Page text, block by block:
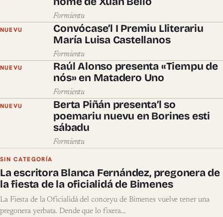
Formientu
NUEVU
Convócase’l I Premiu Lliterariu
María Luisa Castellanos
Formientu
NUEVU
Raúl Alonso presenta «Tiempu de
nós» en Matadero Uno
Formientu
NUEVU
Berta Piñán presenta’l so
poemariu nuevu en Borines esti
sábadu
Formientu
SIN CATEGORÍA
La escritora Blanca Fernández, pregonera de
la fiesta de la oficialidá de Bimenes
La Fiesta de la Oficialidá del conceyu de Bimenes vuelve tener una
pregonera yerbata. Dende que lo fixera…